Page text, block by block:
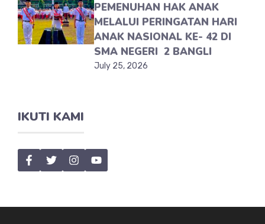
PEMENUHAN HAK ANAK
MELALUI PERINGATAN HARI
ANAK NASIONAL KE- 42 DI
SMA NEGERI 2 BANGLI
July 25, 2026
IKUTI KAMI